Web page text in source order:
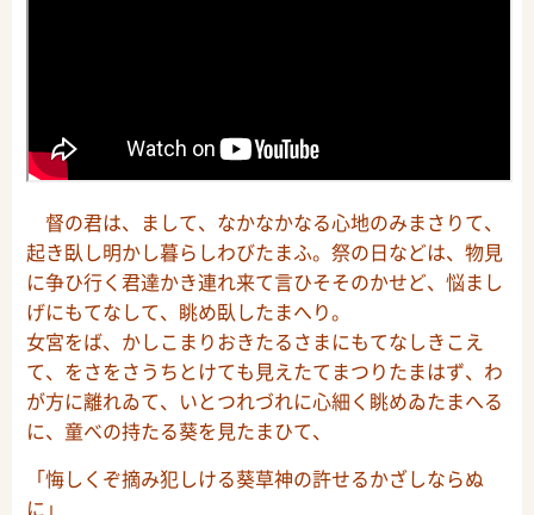
督の君は、まして、なかなかなる心地のみまさりて、
起き臥し明かし暮らしわびたまふ。祭の日などは、物見
に争ひ行く君達かき連れ来て言ひそそのかせど、悩まし
げにもてなして、眺め臥したまへり。
女宮をば、かしこまりおきたるさまにもてなしきこえ
て、をさをさうちとけても見えたてまつりたまはず、わ
が方に離れゐて、いとつれづれに心細く眺めゐたまへる
に、童べの持たる葵を見たまひて、
「悔しくぞ摘み犯しける葵草神の許せるかざしならぬ
に」